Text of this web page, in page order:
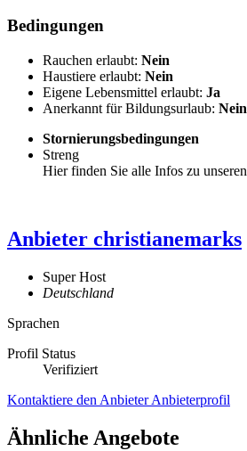
Bedingungen
Rauchen erlaubt: Nein
Haustiere erlaubt: Nein
Eigene Lebensmittel erlaubt: Ja
Anerkannt für Bildungsurlaub: Nein
Stornierungsbedingungen
Streng
Hier finden Sie alle Infos zu unseren
Anbieter christianemarks
Super Host
Deutschland
Sprachen
Profil Status
Verifiziert
Kontaktiere den AnbieterAnbieterprofil
Ähnliche Angebote